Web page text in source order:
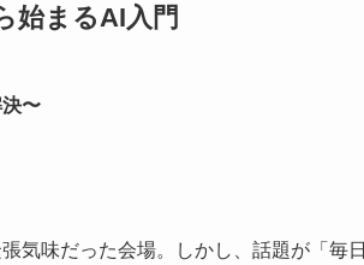
始まるAI入門
〜
気味だった会場。しかし、話題が「毎